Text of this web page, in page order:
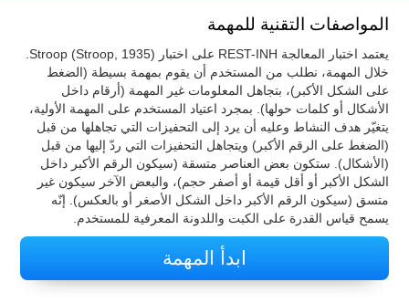
المواصفات التقنية للمهمة
خلال المهمة، نطلب من المستخدم أن يقوم بمهمة بسيطة (الضغط
على الشكل الأكبر)، بتجاهل المعلومات غير المهمة (أرقام داخل
الأشكال أو كلمات حولها). بمجرد اعتياد المستخدم على المهمة الأولية،
يتغيّر هدف النشاط وعليه أن يرد إلى التحفيزات التي تجاهلها من قبل
(الضغط على الرقم الأكبر) ويتجاهل التحفيزات التي ردّ إليها من قبل
(الأشكال). ستكون بعض العناصر متسقة (سيكون الرقم الأكبر داخل
الشكل الأكبر أو أقل قيمة أو أصفر حجم)، والبعض الآخر سيكون غير
متسق (سيكون الرقم الأكبر داخل الشكل الأصغر أو بالعكس). إنّه
يسمح قياس القدرة على الكبت واللدونة المعرفية للمستخدم.
ابدأ المهمة